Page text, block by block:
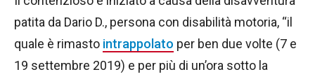
patita da Dario D., persona con disabilità motoria, “il
quale è rimasto intrappolato per ben due volte (7 e
19 settembre 2019) e per più di un’ora sotto la